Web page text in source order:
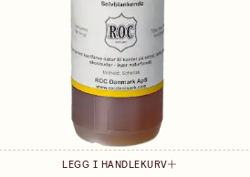
LEGG I HANDLEKURV